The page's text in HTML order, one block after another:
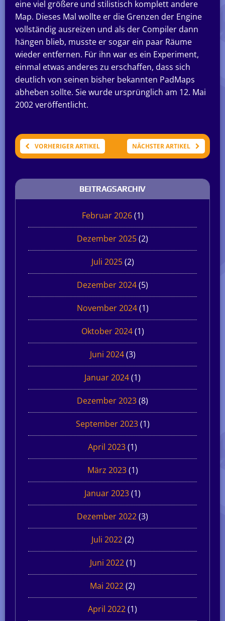
eine viel größere und stilistisch komplett andere
Map. Dieses Mal wollte er die Grenzen der Engine
vollständig ausreizen und als der Compiler dann
hängen blieb, musste er sogar ein paar Räume
wieder entfernen. Für ihn war es ein Experiment,
einmal etwas anderes zu erschaffen, dass sich
deutlich von seinen bisher bekannten PadMaps
abheben sollte. Sie wurde ursprünglich am 12. Mai
2002 veröffentlicht.
VORHERIGER ARTIKEL NÄCHSTER ARTIKEL
BEITRAGSARCHIV
Februar 2026(1)
Dezember 2025(2)
Juli 2025(2)
Dezember 2024(5)
November 2024(1)
Oktober 2024(1)
Juni 2024(3)
Januar 2024(1)
Dezember 2023(8)
September 2023(1)
April 2023(1)
März 2023(1)
Januar 2023(1)
Dezember 2022(3)
Juli 2022(2)
Juni 2022(1)
Mai 2022(2)
April 2022(1)